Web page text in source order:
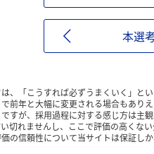
本選
、「こうすれば必ずうまくいく」と
前年と大幅に変更される場合もありえ
すが、採用過程に対する感じ方は主
切れませんし、ここで評価の高くな
の信頼性について当サイトは保証し